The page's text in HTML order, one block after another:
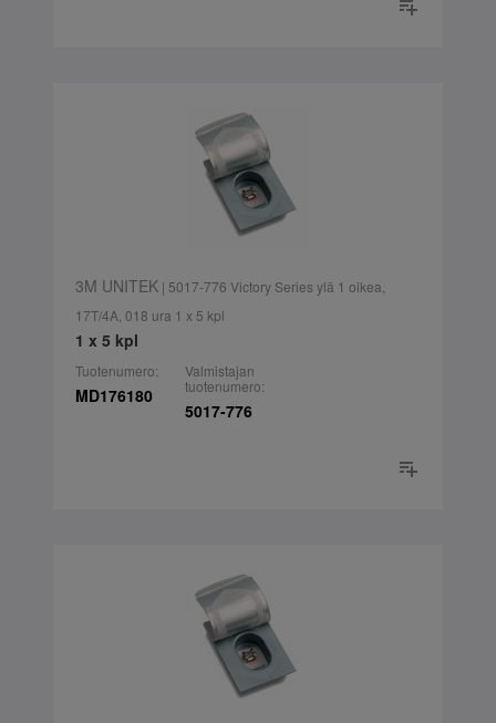
3M UNITEK| 5017-776 Victory Series ylä 1 oikea,
17T/4A, 018 ura 1 x 5 kpl
1 x 5 kpl
Tuotenumero:
MD176180
Valmistajan
tuotenumero:
5017-776